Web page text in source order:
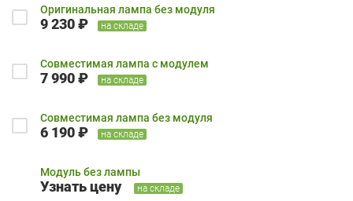
Оригинальная лампа без модуля
9 230 ₽ на складе
Совместимая лампа с модулем
7 990 ₽ на складе
Совместимая лампа без модуля
6 190 ₽ на складе
Модуль без лампы
Узнать цену на складе